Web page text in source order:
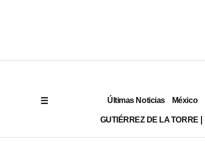
Últimas Noticias México
GUTIÉRREZ DE LA TORRE